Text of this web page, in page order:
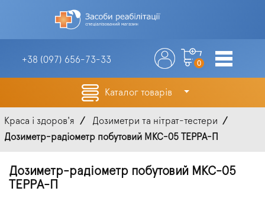
+38 (097) 656-73-33 0
Каталог товарів
Краса і здоров'я
Дозиметри та нітрат-тестери
Дозиметр-радіометр побутовий МКС-05 ТЕРРА-П
Дозиметр-радіометр побутовий МКС-05
ТЕРРА-П